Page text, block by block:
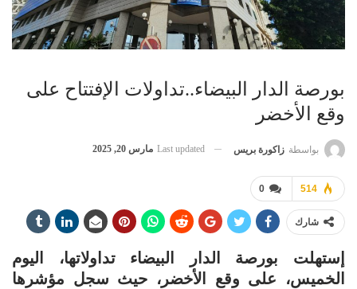
بورصة الدار البيضاء..تداولات الإفتتاح على
وقع الأخضر
بواسطة زاكورة بريس Last updated مارس 20, 2025
0 514
شارك
إستهلت بورصة الدار البيضاء تداولاتها، اليوم
الخميس، على وقع الأخضر، حيث سجل مؤشرها